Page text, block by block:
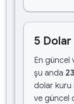
5 Dolar
En güncel
şu anda
dolar kuru
ve güncel